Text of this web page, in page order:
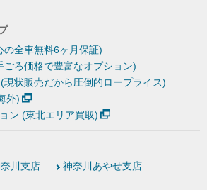
の全車無料6ヶ月保証)
ごろ価格で豊富なオプション)
現状販売だから圧倒的ロープライス)
外)
ン (東北エリア買取)
川支店
神奈川あやせ支店